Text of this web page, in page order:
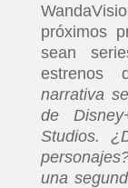
próximos
sean
estrenos
narrativa
de
Studios.
una